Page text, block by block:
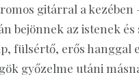
gitárral a kezében
bejönnek az istenek
fülsértő, erős
győzelme utáni